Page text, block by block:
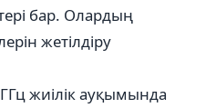
бар. Олардың
жетілдіру
жиілік ауқымында